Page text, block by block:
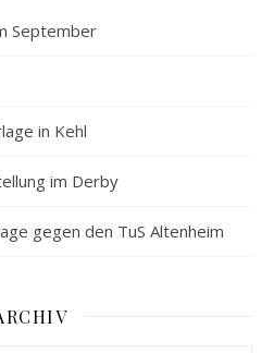
September
in Kehl
im Derby
gegen den TuS Altenheim